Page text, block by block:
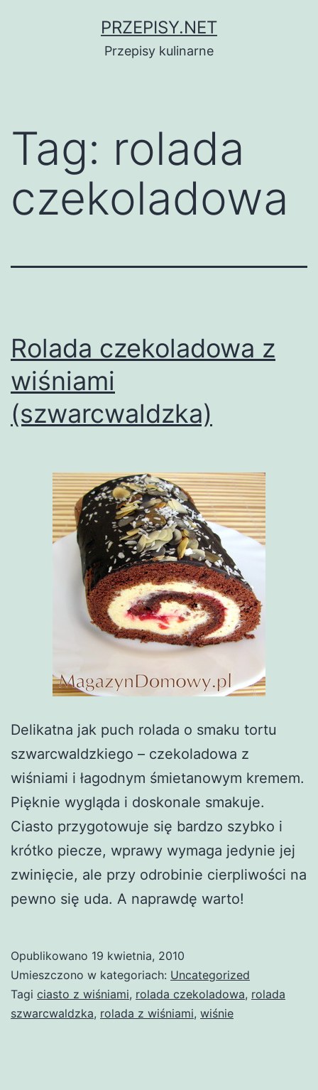
PRZEPISY.NET
Przepisy kulinarne
Tag: rolada
czekoladowa
Rolada czekoladowa z
wiśniami
(szwarcwaldzka)
Delikatna jak puch rolada o smaku tortu
szwarcwaldzkiego – czekoladowa z
wiśniami i łagodnym śmietanowym kremem.
Pięknie wygląda i doskonale smakuje.
Ciasto przygotowuje się bardzo szybko i
krótko piecze, wprawy wymaga jedynie jej
zwinięcie, ale przy odrobinie cierpliwości na
pewno się uda. A naprawdę warto!
Opublikowano 19 kwietnia, 2010
Umieszczono w kategoriach: Uncategorized
Tagi ciasto z wiśniami, rolada czekoladowa, rolada
szwarcwaldzka, rolada z wiśniami, wiśnie